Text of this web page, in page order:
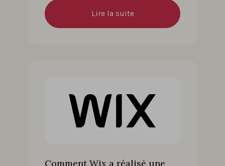
Lire la suite
Comment Wix a réalisé une